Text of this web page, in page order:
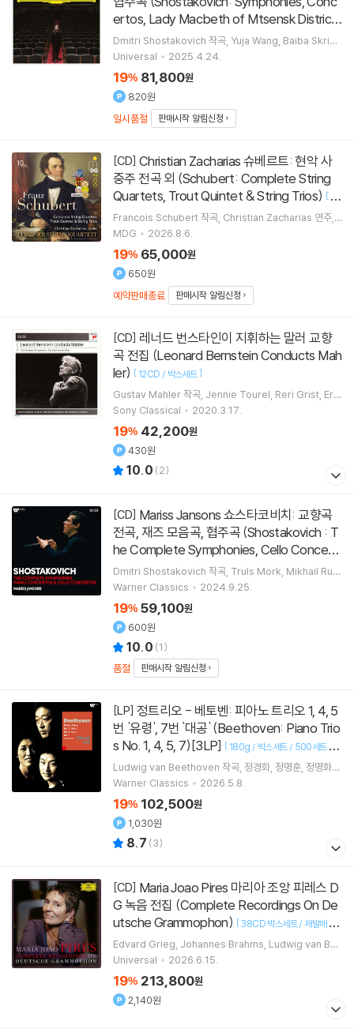
ertos, Lady Macbeth of Mtsensk District)
[19CD 박스세트]
Dmitri Shostakovich 작곡 Yuja Wang Baiba Skride
Yo-Yo Ma연주 외 2명
Universal 2025.4.24.
19% 81,800원
820원
일시품절
판매시작 알림신청
[CD]
중주 전곡 외 (Schubert: Complete String
Quartets, Trout Quintet & String Trios) [ 10
CD 박스세트]
Francois Schubert 작곡 Christian Zacharias 연주 L
eipziger Streichquartett
MDG 2026.8.6.
19% 65,000원
650원
예약판매종료
판매시작 알림신청
[CD]
곡 전집 (Leonard Bernstein Conducts Mah
ler) [ 12CD / 박스세트]
Gustav Mahler 작곡 Jennie Tourel Reri Grist Ern
a Spoorenberg 노래 외 7명
Sony Classical 2020.3.17.
19% 42,200원
430원
10.0 (2)
[CD]
전곡, 재즈 모음곡, 협주곡 (Shostakovich : T
he Complete Symphonies, Cello Concert
os & Piano Concertos)[13CD / 박스세트 ]
Dmitri Shostakovich 작곡 Truls Mork Mikhail Rud
y연주 Mariss Jansons지휘 외 6명
Warner Classics 2024.9.25.
19% 59,100원
600원
10.0 (1)
품절
판매시작 알림신청
[LP]
번 `유령`, 7번 `대공` (Beethoven: Piano Trio
s No. 1, 4, 5, 7)[3LP] [ 180g / 박스세트 / 500세트 일
련번호 한정반 / LP 최초 발매]
Ludwig van Beethoven 작곡 정경화 정명훈 정명화
연주 외 1명
Warner Classics 2026.5.8.
19% 102,500원
1,030원
8.7 (3)
[CD]
G 녹음 전집 (Complete Recordings On De
utsche Grammophon) [38CD 박스세트 / 재발매 / 한
정반 / 오리지널 커버 슬리브 / 72p 북클릿]
Edvard Grieg Johannes Brahms Ludwig van Be
ethoven
Johann Sebastian Bach
Universal 2026.6.15.
19% 213,800원
2,140원